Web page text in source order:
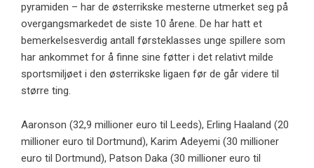
pyramiden – har de østerrikske mesterne utmerket seg på
overgangsmarkedet de siste 10 årene. De har hatt et
bemerkelsesverdig antall førsteklasses unge spillere som
har ankommet for å finne sine føtter i det relativt milde
sportsmiljøet i den østerrikske ligaen før de går videre til
større ting.
Aaronson (32,9 millioner euro til Leeds), Erling Haaland (20
millioner euro til Dortmund), Karim Adeyemi (30 millioner
euro til Dortmund), Patson Daka (30 millioner euro til